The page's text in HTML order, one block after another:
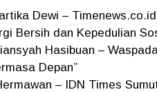
Dewi –
Bersih dan Kepedulian
Hasibuan –
Depan”
– IDN Times